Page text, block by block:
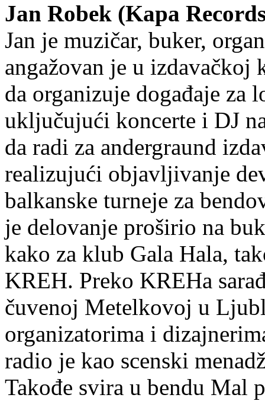
Jan Robek (Kapa
Jan je muzičar, buker,
angažovan je u izdavačkoj
da organizuje događaje
uključujući koncerte i DJ
da radi za andergraund
realizujući objavljivanje
balkanske turneje za
je delovanje proširio na
kako za klub Gala Hala,
KREH. Preko KREHa
čuvenoj Metelkovoj u
organizatorima i
radio je kao scenski
Takođe svira u bendu Mal